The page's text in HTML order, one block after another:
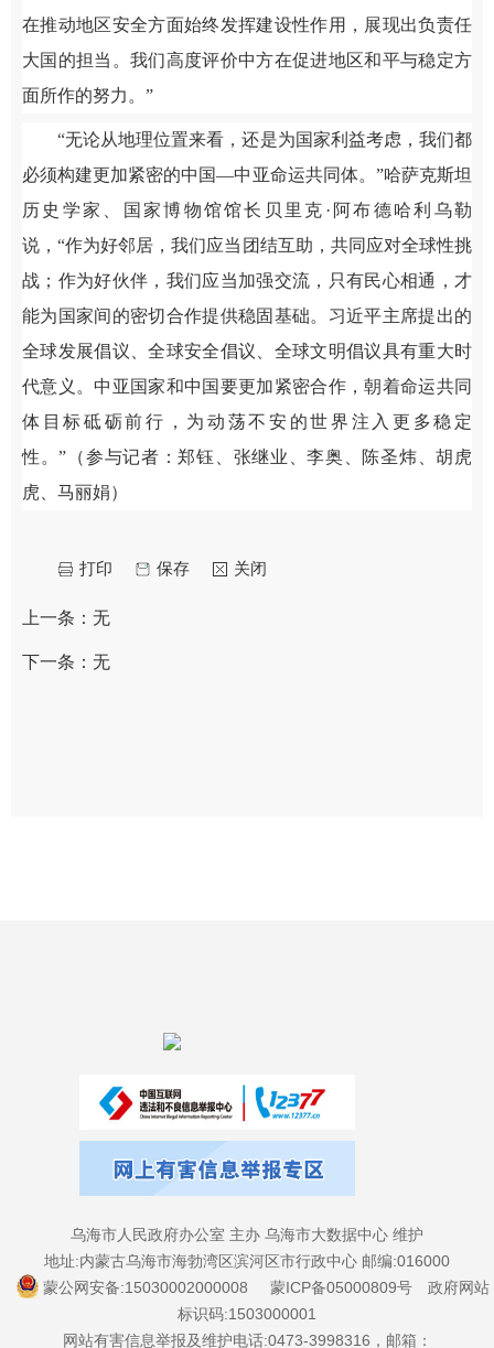
在推动地区安全方面始终发挥建设性作用，展现出负责任
大国的担当。我们高度评价中方在促进地区和平与稳定方
面所作的努力。”
“无论从地理位置来看，还是为国家利益考虑，我们都
必须构建更加紧密的中国—中亚命运共同体。”哈萨克斯坦
历史学家、国家博物馆馆长贝里克·阿布德哈利乌勒
说，“作为好邻居，我们应当团结互助，共同应对全球性挑
战；作为好伙伴，我们应当加强交流，只有民心相通，才
能为国家间的密切合作提供稳固基础。习近平主席提出的
全球发展倡议、全球安全倡议、全球文明倡议具有重大时
代意义。中亚国家和中国要更加紧密合作，朝着命运共同
体目标砥砺前行，为动荡不安的世界注入更多稳定
性。”（参与记者：郑钰、张继业、李奥、陈圣炜、胡虎
虎、马丽娟）
关闭
保存
打印
上一条： 无
下一条： 无
乌海市人民政府办公室 主办 乌海市大数据中心 维护
地址:内蒙古乌海市海勃湾区滨河区市行政中心 邮编:016000
蒙公网安备:15030002000008
蒙ICP备05000809号
政府网站
标识码:1503000001
网站有害信息举报及维护电话:0473-3998316，邮箱：